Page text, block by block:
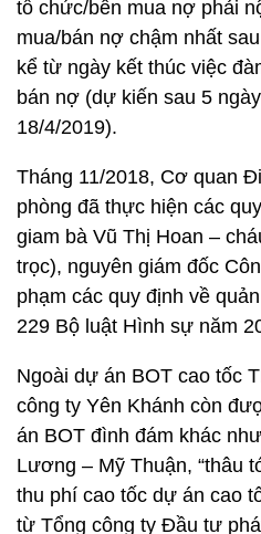
tổ chức/bên mua nợ phải
mua/bán nợ chậm nhất
kể từ ngày kết thúc việc
bán nợ (dự kiến sau 5
18/4/2019).
Tháng 11/2018, Cơ quan
phòng đã thực hiện các
giam bà Vũ Thị Hoan –
trọc), nguyên giám đốc
phạm các quy định về
229 Bộ luật Hình sự năm
Ngoài dự án BOT cao tốc
công ty Yên Khánh còn
án BOT đình đám khác
Lương – Mỹ Thuận, “thâu
thu phí cao tốc dự án cao
từ Tổng công ty Đầu tư